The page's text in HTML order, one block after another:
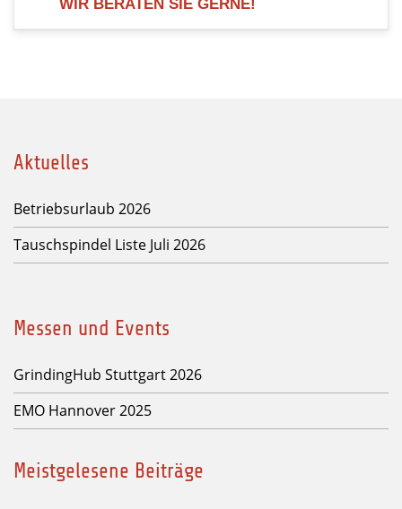
WIR BERATEN SIE GERNE!
Aktuelles
Betriebsurlaub 2026
Tauschspindel Liste Juli 2026
Messen und Events
GrindingHub Stuttgart 2026
EMO Hannover 2025
Meistgelesene Beiträge